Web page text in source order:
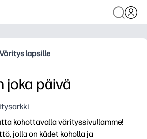
Väritys lapsille
joka päivä
kohottavalla värityssivullamme!
jolla on kädet koholla ja